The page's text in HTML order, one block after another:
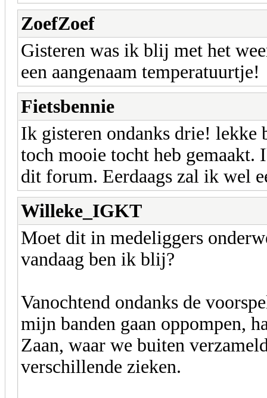
ZoefZoef
Gisteren was ik blij met het
een aangenaam temperatuurtje!
Fietsbennie
Ik gisteren ondanks drie! lekke
toch mooie tocht heb
dit forum. Eerdaags zal ik wel
Willeke_IGKT
Moet dit in medeliggers
vandaag ben ik blij?
Vanochtend ondanks de
mijn banden gaan oppompen,
Zaan, waar we buiten
verschillende zieken.